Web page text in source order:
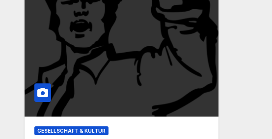
GESELLSCHAFT & KULTUR